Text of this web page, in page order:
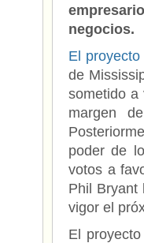
negocios.
El
de
sometido a
margen
poder de
votos a
Phil Bryant
vigor el
El